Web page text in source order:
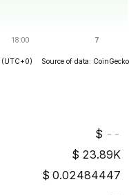
(UTC+0) Source of data: CoinGecko
--
23.89K
0.02484447